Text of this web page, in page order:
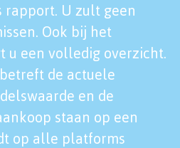
rapport. U zult geen
Ook bij het
u een volledig overzicht.
de actuele
en de
staan op een
op alle platforms